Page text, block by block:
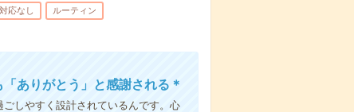
応なし ルーティン
ありがとう」と感謝される＊
しやすく設計されているんです。心